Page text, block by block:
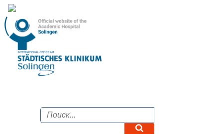
Перейти
к
содержимому